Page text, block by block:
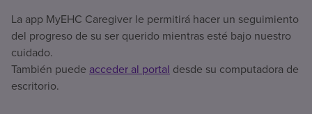
La app MyEHC Caregiver le permitirá hacer un seguimiento
del progreso de su ser querido mientras esté bajo nuestro
cuidado.
También puede acceder al portal desde su computadora de
escritorio.